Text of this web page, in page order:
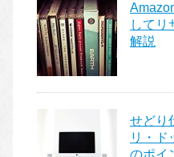
してリ
解説
せどり
リ・ド